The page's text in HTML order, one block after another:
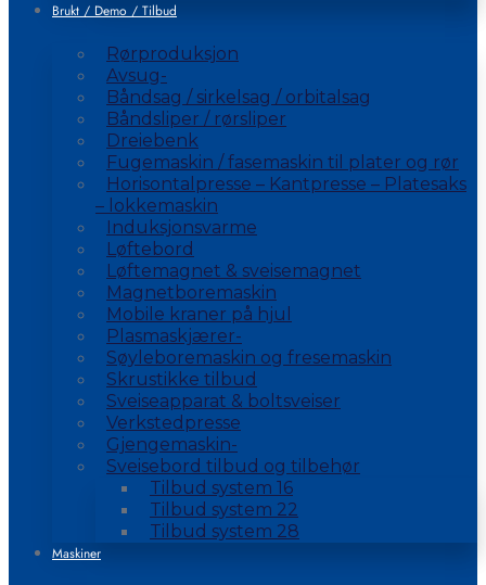
Brukt / Demo / Tilbud
Rørproduksjon
Avsug-
Båndsag / sirkelsag / orbitalsag
Båndsliper / rørsliper
Dreiebenk
Fugemaskin / fasemaskin til plater og rør
Horisontalpresse – Kantpresse – Platesaks
– lokkemaskin
Induksjonsvarme
Løftebord
Løftemagnet & sveisemagnet
Magnetboremaskin
Mobile kraner på hjul
Plasmaskjærer-
Søyleboremaskin og fresemaskin
Skrustikke tilbud
Sveiseapparat & boltsveiser
Verkstedpresse
Gjengemaskin-
Sveisebord tilbud og tilbehør
Tilbud system 16
Tilbud system 22
Tilbud system 28
Maskiner